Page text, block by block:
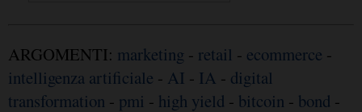
ARGOMENTI: marketing - retail - ecommerce -
intelligenza artificiale - AI - IA - digital
transformation - pmi - high yield - bitcoin - bond -